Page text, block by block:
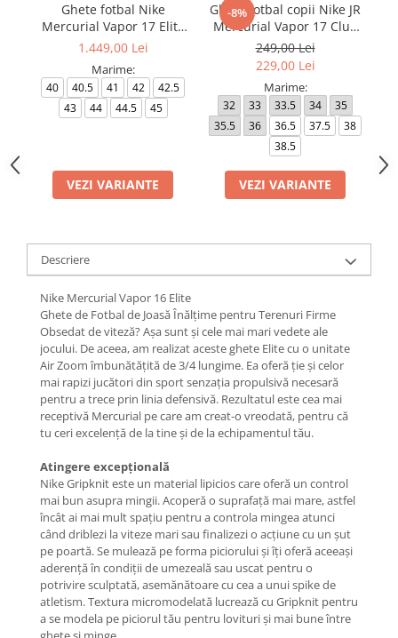
Ghete fotbal Nike
Mercurial Vapor 17 Elite
FG T Se
1.449,00 Lei
Marime:
40 40.5 41 42
42.5
43
44 44.5 45
VEZI VARIANTE
-8%
Ghete fotbal copii Nike JR
Mercurial Vapor 17 Club
FG/MG
249,00 Lei
229,00 Lei
Marime:
32 33 33.5 34
35
35.5
36 36.5 37.5
38
38.5
VEZI VARIANTE
Descriere
Nike Mercurial Vapor 16 Elite
Ghete de Fotbal de Joasă Înălțime pentru Terenuri Firme
Obsedat de viteză? Așa sunt și cele mai mari vedete ale
jocului. De aceea, am realizat aceste ghete Elite cu o unitate
Air Zoom îmbunătățită de 3/4 lungime. Ea oferă ție și celor
mai rapizi jucători din sport senzația propulsivă necesară
pentru a trece prin linia defensivă. Rezultatul este cea mai
receptivă Mercurial pe care am creat-o vreodată, pentru că
tu ceri excelență de la tine și de la echipamentul tău.
Atingere excepțională
Nike Gripknit este un material lipicios care oferă un control
mai bun asupra mingii. Acoperă o suprafață mai mare, astfel
încât ai mai mult spațiu pentru a controla mingea atunci
când driblezi la viteze mari sau finalizezi o acțiune cu un șut
pe poartă. Se mulează pe forma piciorului și îți oferă aceeași
aderență în condiții de umezeală sau uscat pentru o
potrivire sculptată, asemănătoare cu cea a unui spike de
atletism. Textura micromodelată lucrează cu Gripknit pentru
a se modela pe piciorul tău pentru lovituri și mai bune între